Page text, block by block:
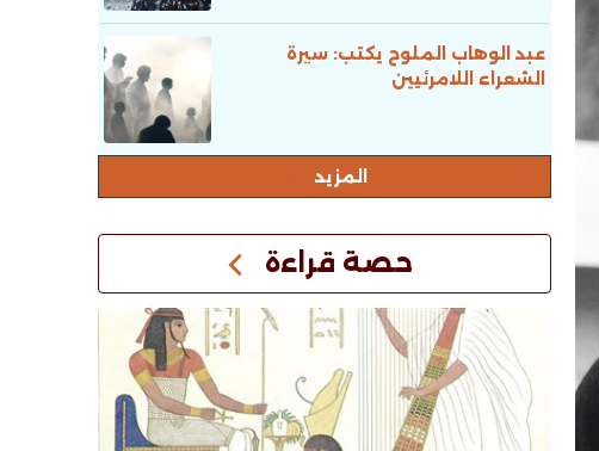
عبد الوهاب الملوح يكتب: سيرة
الشعراء اللامرئيين
المزيد
حصة قراءة